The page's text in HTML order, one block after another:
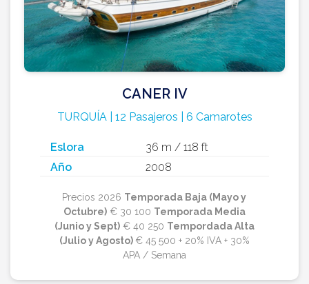
CANER IV
TURQUÍA | 12 Pasajeros | 6 Camarotes
Eslora
36 m / 118 ft
Año
2008
Precios 2026 Temporada Baja (Mayo y
Octubre)€ 30 100 Temporada Media
(Junio y Sept)€ 40 250 Tempordada Alta
(Julio y Agosto)€ 45 500 + 20% IVA + 30%
APA / Semana